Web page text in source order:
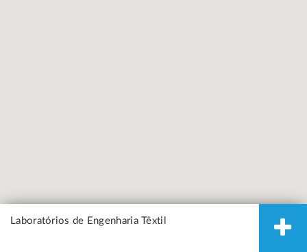
Laboratórios de Engenharia Têxtil